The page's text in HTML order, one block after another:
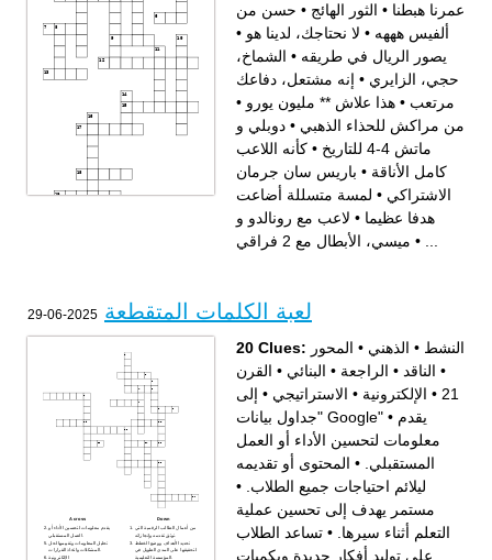
الأبطال مع 2 فراقي
..كون غا
عمرنا هبطنا • الثور الهائج • حسن من
ألفيس هههه • لا نحتاجك، لدينا هو •
يصور الريال في طريقه • الشماخ،
حجي، الزايري • إنه مشتعل، دفاعك
مرتعب • هذا علاش ** مليون يورو •
من مراكش للحذاء الذهبي • دوبلي و
ماتش 4-4 للتاريخ
• كأنه اللاعب
كامل الأناقة • باريس سان جرمان
الاشتراكي • لمسة متسللة أضاعت
هدفا عظيما • لاعب مع رونالدو و
ميسي، الأبطال مع 2 فراقي •
لعبة الكلمات المتقطعة 2025-06-29
Across
يقدم معلومات لتحسين الأداء أو
العمل المستقبلي.
تحليل المعلومات وتقييمها لحل
المشكلات واتخاذ القرارات.
الإلكترونية
Down
من أعمال الطالب الرقمية التي
تحديد الأهداف ووضع الخطط
لتحقيقها على المدى الطويل في
20 Clues: النشط • الذهني • المحور
• الناقد • الراجعة • البنائي • القرن
21
• الإلكترونية • الاستراتيجي • إلى
"جداول بيانات Google" • يقدم
معلومات لتحسين الأداء أو العمل
المستقبلي. • المحتوى أو تقديمه
ليلائم احتياجات جميع الطلاب. •
مستمر يهدف إلى تحسين عملية
التعلم أثناء سيرها. • تساعد الطلاب
على توليد أفكار جديدة وبكميات